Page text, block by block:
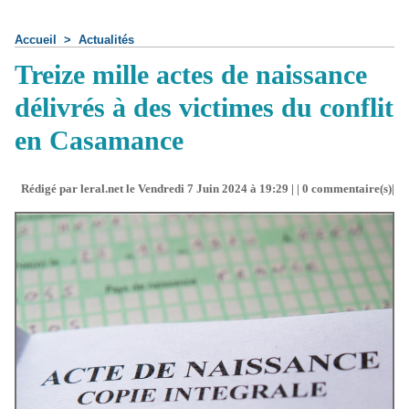
Accueil > Actualités
Treize mille actes de naissance
délivrés à des victimes du conflit
en Casamance
Rédigé par leral.net le Vendredi 7 Juin 2024 à 19:29 | | 0 commentaire(s)|